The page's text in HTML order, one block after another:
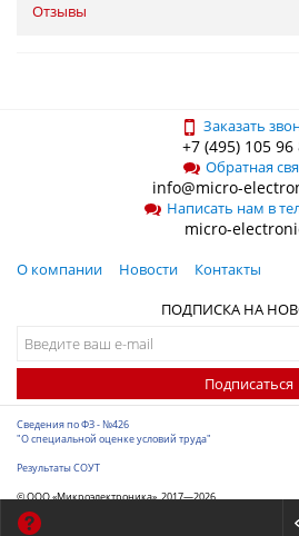
Отзывы
Заказать
+7 (495) 105 96
Обратная
info@micro-
Написать нам в
micro-
О компании Новости
Контакты
ПОДПИСКА НА
Подписаться
Сведения по ФЗ - №426
"О специальной оценке условий труда"
Результаты СОУТ
© ООО «Микроэлектроника», 2017—2026
Разработка сайта